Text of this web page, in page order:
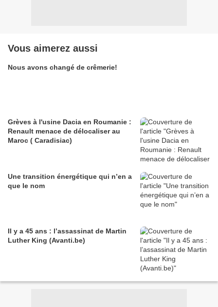
Vous aimerez aussi
Nous avons changé de crêmerie!
Grèves à l'usine Dacia en Roumanie :
Renault menace de délocaliser au
Maroc ( Caradisiac)
Une transition énergétique qui n’en a
que le nom
Il y a 45 ans : l’assassinat de Martin
Luther King (Avanti.be)